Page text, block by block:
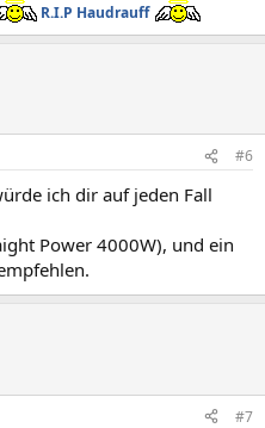
R.I.P Haudrauff
#6
ich dir auf jeden Fall
Power 4000W), und ein
#7